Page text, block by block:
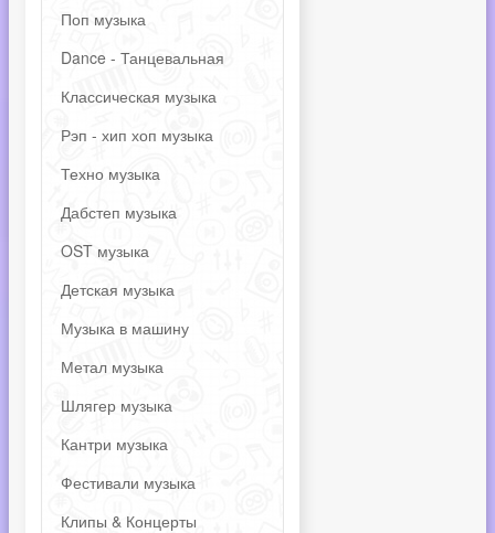
Поп музыка
Dance - Танцевальная
Классическая музыка
Рэп - хип хоп музыка
Техно музыка
Дабстеп музыка
OST музыка
Детская музыка
Музыка в машину
Метал музыка
Шлягер музыка
Кантри музыка
Фестивали музыка
Клипы & Концерты